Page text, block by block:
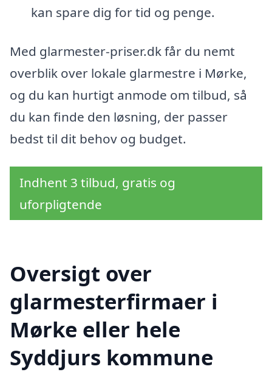
kan spare dig for tid og penge.
Med glarmester-priser.dk får du nemt
overblik over lokale glarmestre i Mørke,
og du kan hurtigt anmode om tilbud, så
du kan finde den løsning, der passer
bedst til dit behov og budget.
Indhent 3 tilbud, gratis og
uforpligtende
Oversigt over
glarmesterfirmaer i
Mørke eller hele
Syddjurs kommune